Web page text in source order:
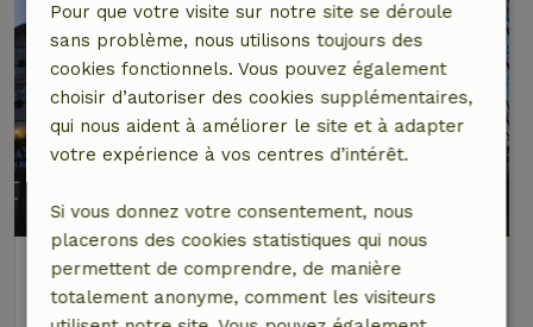
Maison nature à Gesves
À 12 km distance de Hamois
Pour que votre visite sur notre site se déroule
sans problème, nous utilisons toujours des
cookies fonctionnels. Vous pouvez également
choisir d’autoriser des cookies supplémentaires,
qui nous aident à améliorer le site et à adapter
votre expérience à vos centres d’intérêt.
Si vous donnez votre consentement, nous
placerons des cookies statistiques qui nous
permettent de comprendre, de manière
totalement anonyme, comment les visiteurs